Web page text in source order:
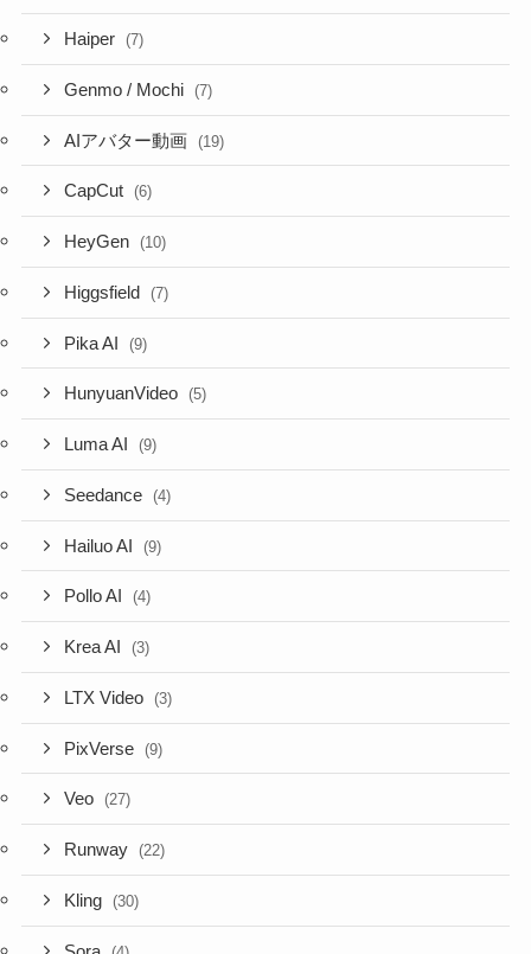
Haiper (7)
Genmo / Mochi (7)
AIアバター動画 (19)
CapCut (6)
HeyGen (10)
Higgsfield (7)
Pika AI (9)
HunyuanVideo (5)
Luma AI (9)
Seedance (4)
Hailuo AI (9)
Pollo AI (4)
Krea AI (3)
LTX Video (3)
PixVerse (9)
Veo (27)
Runway (22)
Kling (30)